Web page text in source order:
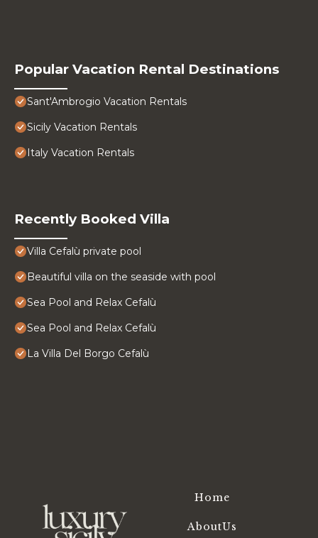
Popular Vacation Rental Destinations
Sant'Ambrogio Vacation Rentals
Sicily Vacation Rentals
Italy Vacation Rentals
Recently Booked Villa
Villa Cefalù private pool
Beautiful villa on the seaside with pool
Sea Pool and Relax Cefalù
Sea Pool and Relax Cefalù
La Villa Del Borgo Cefalù
Home
AboutUs